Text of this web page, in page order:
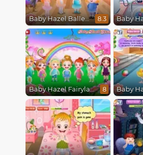
Baby Hazel Ballerina Dance 8.3
Baby Hazel Fairyland Ballet 8